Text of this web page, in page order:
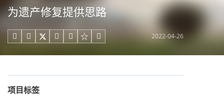
为遗产修复提供思路
     2022-04-26
项目标签